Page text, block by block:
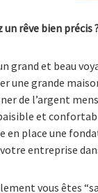
un rêve bien précis
grand et beau
une grande
de l’argent
et
en place une
entreprise
vous êtes